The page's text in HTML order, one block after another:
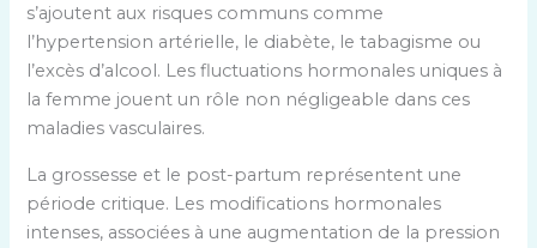
s’ajoutent aux risques communs comme
l’hypertension artérielle, le diabète, le tabagisme ou
l’excès d’alcool. Les fluctuations hormonales uniques à
la femme jouent un rôle non négligeable dans ces
maladies vasculaires.
La grossesse et le post-partum représentent une
période critique. Les modifications hormonales
intenses, associées à une augmentation de la pression